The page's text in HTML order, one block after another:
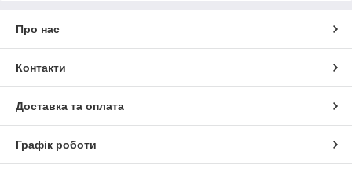
Про нас
Контакти
Доставка та оплата
Графік роботи